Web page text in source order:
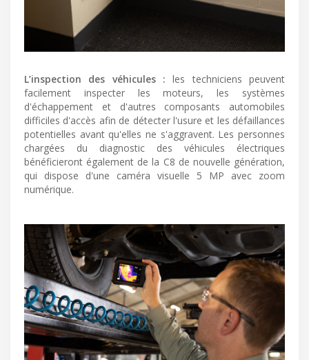
L’inspection des véhicules : les techniciens peuvent
facilement inspecter les moteurs, les systèmes
d'échappement et d'autres composants automobiles
difficiles d'accès afin de détecter l'usure et les défaillances
potentielles avant qu'elles ne s'aggravent. Les personnes
chargées du diagnostic des véhicules électriques
bénéficieront également de la C8 de nouvelle génération,
qui dispose d'une caméra visuelle 5 MP avec zoom
numérique.